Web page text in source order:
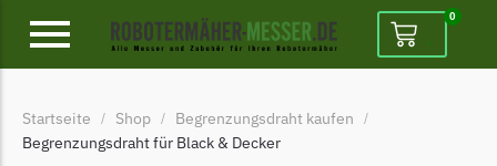
Alpina Messer
0
Startseite / Shop / Begrenzungsdraht kaufen /
Begrenzungsdraht für Black & Decker